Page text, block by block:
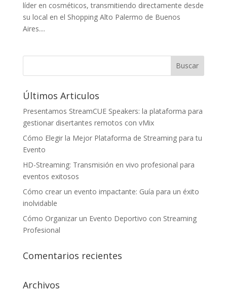
líder en cosméticos, transmitiendo directamente desde
su local en el Shopping Alto Palermo de Buenos
Aires....
Últimos Articulos
Presentamos StreamCUE Speakers: la plataforma para
gestionar disertantes remotos con vMix
Cómo Elegir la Mejor Plataforma de Streaming para tu
Evento
HD-Streaming: Transmisión en vivo profesional para
eventos exitosos
Cómo crear un evento impactante: Guía para un éxito
inolvidable
Cómo Organizar un Evento Deportivo con Streaming
Profesional
Comentarios recientes
Archivos